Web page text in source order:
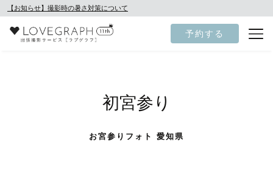
【お知らせ】撮影時の暑さ対策について
予約する
初宮参り
お宮参りフォト 愛知県